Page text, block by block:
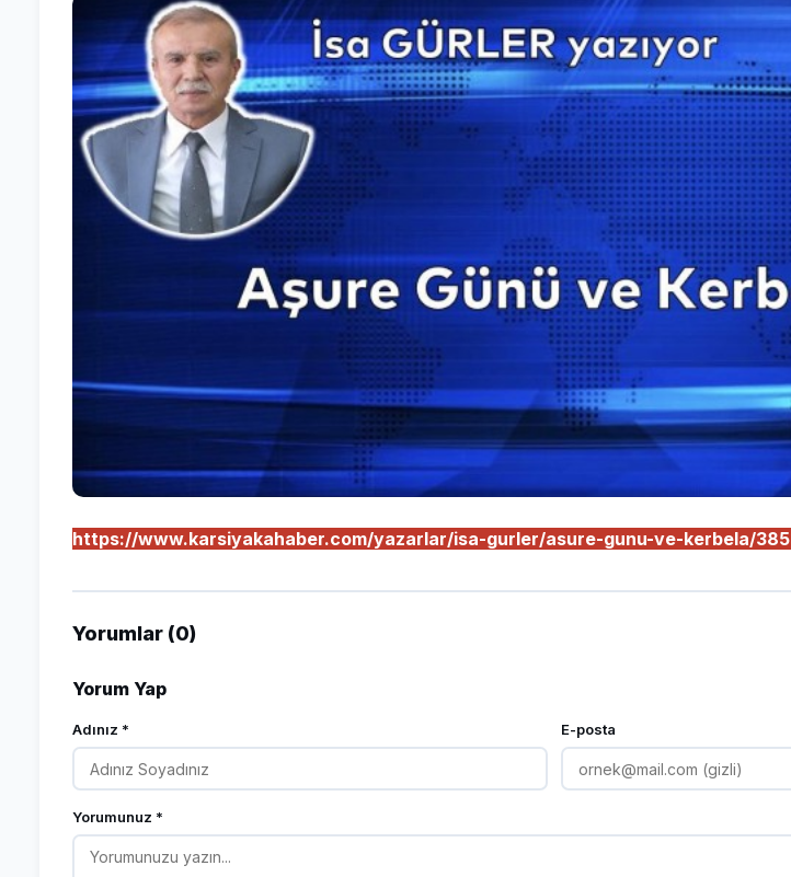
https://www.karsiyakahaber.com/yazarlar/isa-gurler/asure-gunu-ve-kerbela/
Yorumlar (0)
Yorum Yap
Adınız * E-posta
Yorumunuz *